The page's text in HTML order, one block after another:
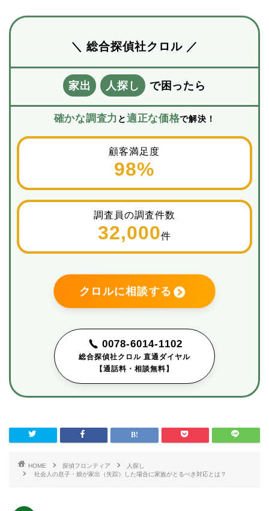
＼ 総合探偵社クロル ／
家出 人探し で困ったら
確かな調査力 と適正な価格で解決！
顧客満足度
98%
調査員の調査件数
32,000件
クロルに相談する
0078-6014-1102
総合探偵社クロル 直通ダイヤル
【通話料・相談無料】
HOME 探偵フロンティア
人探し
社会人の息子・娘が家出（失踪）した場合に家族がとるべき対応とは？